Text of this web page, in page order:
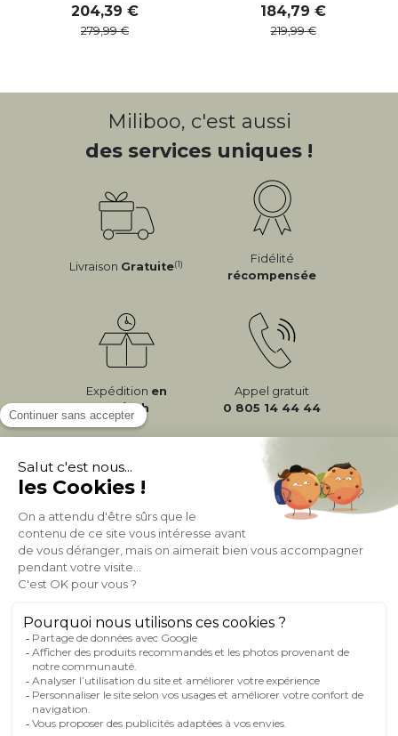
204,39
279,99
184,79
219,99
Miliboo, c'est aussi
des services uniques !
Livraison Gratuite(1)
Fidélité
récompensée
Expédition en
24/72h
Appel gratuit
0 805 14 44 44
À PROPOS DE MILIBOO
AIDE & CONTACT